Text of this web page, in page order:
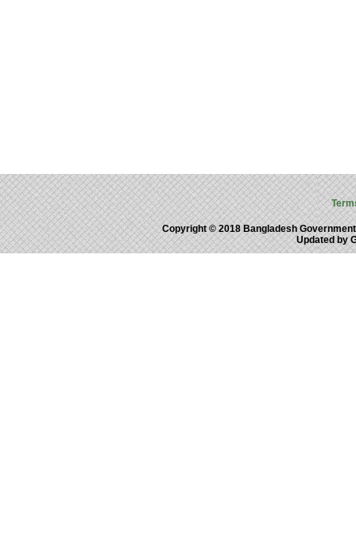
Copyright © 2018 Bangladesh
Updated by